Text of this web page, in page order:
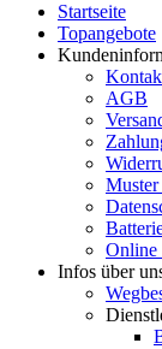
Startseite
Topangebote
AGB
Online
Infos über